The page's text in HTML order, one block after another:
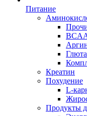
Питание
Креатин
Похудение
L-
Продукты